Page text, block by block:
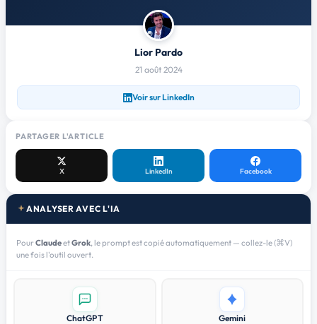
Lior Pardo
21 août 2024
Voir sur LinkedIn
PARTAGER L'ARTICLE
X LinkedIn Facebook
ANALYSER AVEC L'IA
PourClaudeetGrok, le prompt est copié automatiquement — collez-le (⌘V)
une fois l'outil ouvert.
ChatGPT Gemini